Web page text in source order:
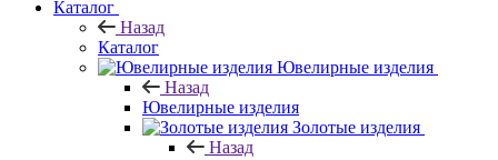
Каталог
Назад
Каталог
Ювелирные изделия
Назад
Ювелирные изделия
Золотые изделия
Назад